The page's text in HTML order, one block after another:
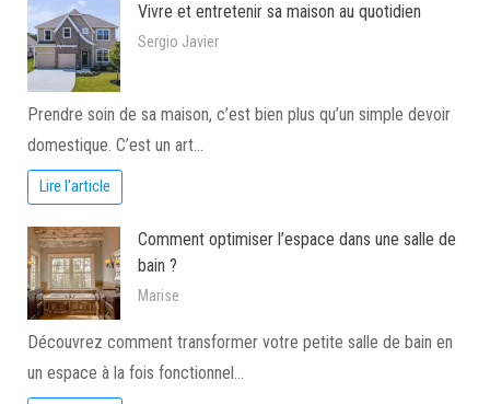
Vivre et entretenir sa maison au quotidien
Sergio Javier
Prendre soin de sa maison, c’est bien plus qu’un simple devoir
domestique. C’est un art…
Lire l'article
Comment optimiser l’espace dans une salle de
bain ?
Marise
Découvrez comment transformer votre petite salle de bain en
un espace à la fois fonctionnel…